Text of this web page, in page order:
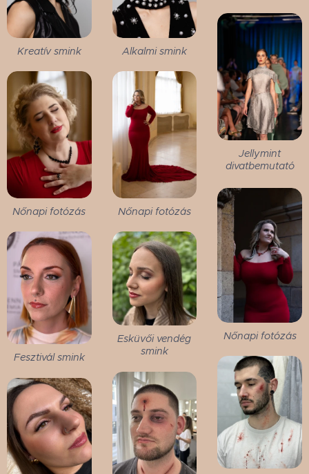
Kreatív smink Alkalmi smink
Jellymint
divatbemutató
Nőnapi fotózás Nőnapi fotózás
Nőnapi fotózás
Fesztivál smink
Esküvői vendég
smink